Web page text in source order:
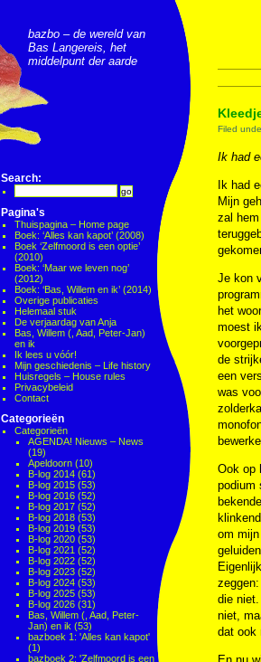
bazbo – de wereld van
Bas Langereis, het
middelpunt der aarde
Search:
Pagina's
Thuispagina – Home page
Boek: ‘Alles kan kapot’ (2008)
Boek ‘Zelfmoord is een optie’
(2010)
Boek: ‘Maar we leven nog’
(2012)
Boek: ‘Bas, Willem en ik’ (2014)
Overige publicaties
Helemaal stuk
De verjaardag van Anja
Bas, Willem (, Aad, Peter-Jan)
en ik
Ik lees u vóór!
Mijn geschiedenis – Life history
Huisregels – House rules
Privacybeleid
Contact
Categorieën
Categorieën
AGENDA! Nieuws – News
(19)
Apeldoorn (10)
B-log 2014 (61)
B-log 2015 (53)
B-log 2016 (52)
B-log 2017 (52)
B-log 2018 (53)
B-log 2019 (53)
B-log 2020 (53)
B-log 2021 (52)
B-log 2022 (52)
B-log 2023 (52)
B-log 2024 (53)
B-log 2025 (53)
B-log 2026 (31)
Bas, Willem (, Aad, Peter-
Jan) en ik (53)
bazboek 1: 'Alles kan kapot'
(1)
bazboek 2: 'Zelfmoord is een
Filed
Ik had
Ik had
Mijn
zal
Je kon
het
moest
de
een
was
Ook op
podium
om
die
niet,
dat ook